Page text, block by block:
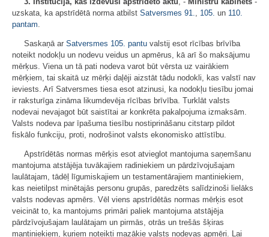
uzskata, ka apstrīdētā norma atbilst Satversmes 91., 105. un 110.
pantam.
Saskaņā ar Satversmes 105. pantu valstij esot rīcības brīvība
noteikt nodokļu un nodevu veidus un apmērus, kā arī šo maksājumu
mērķus. Viena un tā pati nodeva varot būt vērsta uz vairākiem
mērķiem, tai skaitā uz mērķi daļēji aizstāt tādu nodokli, kas valstī nav
ieviests. Arī Satversmes tiesa esot atzinusi, ka nodokļu tiesību jomai
ir raksturīga zināma likumdevēja rīcības brīvība. Turklāt valsts
nodevai nevajagot būt saistītai ar konkrēta pakalpojuma izmaksām.
Valsts nodeva par īpašuma tiesību nostiprināšanu citstarp pildot
fiskālo funkciju, proti, nodrošinot valsts ekonomisko attīstību.
Apstrīdētās normas mērķis esot atvieglot mantojuma saņemšanu
mantojuma atstājēja tuvākajiem radiniekiem un pārdzīvojušajam
laulātajam, tādēļ līgumiskajiem un testamentārajiem mantiniekiem,
kas neietilpst minētajās personu grupās, paredzēts salīdzinoši lielāks
valsts nodevas apmērs. Vēl viens apstrīdētās normas mērķis esot
veicināt to, ka mantojums primāri paliek mantojuma atstājēja
pārdzīvojušajam laulātajam un pirmās, otrās un trešās šķiras
mantiniekiem, kuriem noteikti mazākie valsts nodevas apmēri. Lai